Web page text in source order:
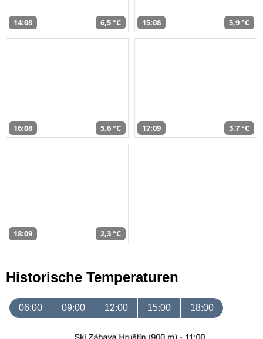
14:08 6,5 °C 15:08 5,9 °C
16:08 5,6 °C 17:09 3,7 °C
18:09 2,3 °C
Historische Temperaturen
06:00 09:00 12:00 15:00 18:00